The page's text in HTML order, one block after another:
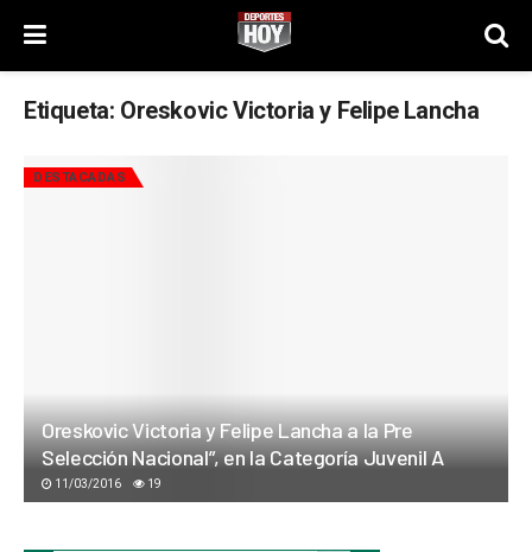
Etiqueta: Oreskovic Victoria y Felipe Lancha
DESTACADAS
Oreskovic Victoria y Felipe Lancha a la Pre
Selección Nacional”, en la Categoría Juvenil A
11/03/2016 19